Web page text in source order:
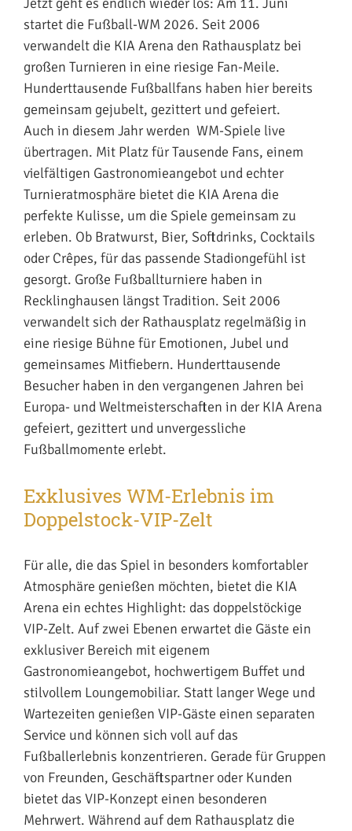
startet die Fußball-WM 2026. Seit 2006
verwandelt die KIA Arena den Rathausplatz bei
großen Turnieren in eine riesige Fan-Meile.
Hunderttausende Fußballfans haben hier bereits
gemeinsam gejubelt, gezittert und gefeiert.
Auch in diesem Jahr werden WM-Spiele live
übertragen. Mit Platz für Tausende Fans, einem
vielfältigen Gastronomieangebot und echter
Turnieratmosphäre bietet die KIA Arena die
perfekte Kulisse, um die Spiele gemeinsam zu
erleben. Ob Bratwurst, Bier, Softdrinks, Cocktails
oder Crêpes, für das passende Stadiongefühl ist
gesorgt. Große Fußballturniere haben in
Recklinghausen längst Tradition. Seit 2006
verwandelt sich der Rathausplatz regelmäßig in
eine riesige Bühne für Emotionen, Jubel und
gemeinsames Mitfiebern. Hunderttausende
Besucher haben in den vergangenen Jahren bei
Europa- und Weltmeisterschaften in der KIA Arena
gefeiert, gezittert und unvergessliche
Fußballmomente erlebt.
Exklusives WM-Erlebnis im
Doppelstock-VIP-Zelt
Für alle, die das Spiel in besonders komfortabler
Atmosphäre genießen möchten, bietet die KIA
Arena ein echtes Highlight: das doppelstöckige
VIP-Zelt. Auf zwei Ebenen erwartet die Gäste ein
exklusiver Bereich mit eigenem
Gastronomieangebot, hochwertigem Buffet und
stilvollem Loungemobiliar. Statt langer Wege und
Wartezeiten genießen VIP-Gäste einen separaten
Service und können sich voll auf das
Fußballerlebnis konzentrieren. Gerade für Gruppen
von Freunden, Geschäftspartner oder Kunden
bietet das VIP-Konzept einen besonderen
Mehrwert. Während auf dem Rathausplatz die